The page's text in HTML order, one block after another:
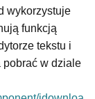
wykorzystuje
funkcją
tekstu i
pobrać w dziale